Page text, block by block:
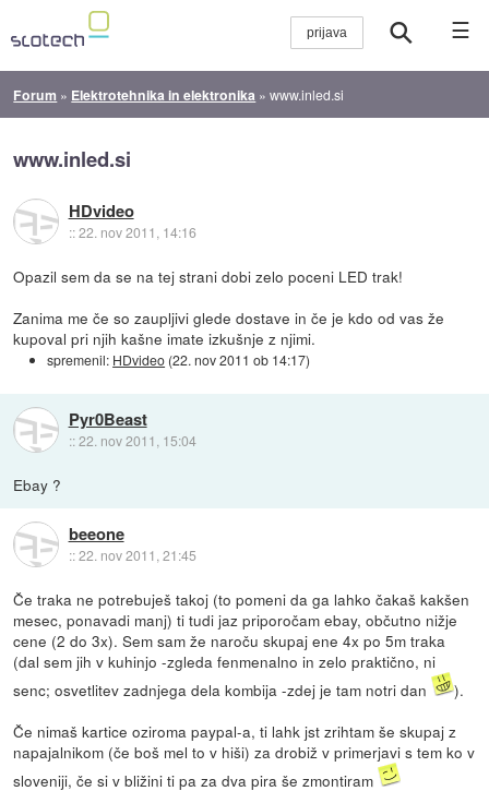
☰
Forum » Elektrotehnika in elektronika »www.inled.si
www.inled.si
HDvideo
::22. nov 2011, 14:16
Opazil sem da se na tej strani dobi zelo poceni LED trak!
Zanima me če so zaupljivi glede dostave in če je kdo od vas že
kupoval pri njih kašne imate izkušnje z njimi.
spremenil: HDvideo (22. nov 2011 ob 14:17)
Pyr0Beast
::22. nov 2011, 15:04
Ebay ?
beeone
::22. nov 2011, 21:45
Če traka ne potrebuješ takoj (to pomeni da ga lahko čakaš kakšen
mesec, ponavadi manj) ti tudi jaz priporočam ebay, občutno nižje
cene (2 do 3x). Sem sam že naroču skupaj ene 4x po 5m traka
(dal sem jih v kuhinjo -zgleda fenmenalno in zelo praktično, ni
senc; osvetlitev zadnjega dela kombija -zdej je tam notri dan
).
Če nimaš kartice oziroma paypal-a, ti lahk jst zrihtam še skupaj z
napajalnikom (če boš mel to v hiši) za drobiž v primerjavi s tem ko v
sloveniji, če si v bližini ti pa za dva pira še zmontiram